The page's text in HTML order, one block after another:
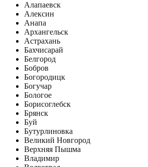
Алапаевск
Алексин
Анапа
Архангельск
Астрахань
Бахчисарай
Белгород
Бобров
Богородицк
Богучар
Бологое
Борисоглебск
Брянск
Буй
Бутурлиновка
Великий Новгород
Верхняя Пышма
Владимир